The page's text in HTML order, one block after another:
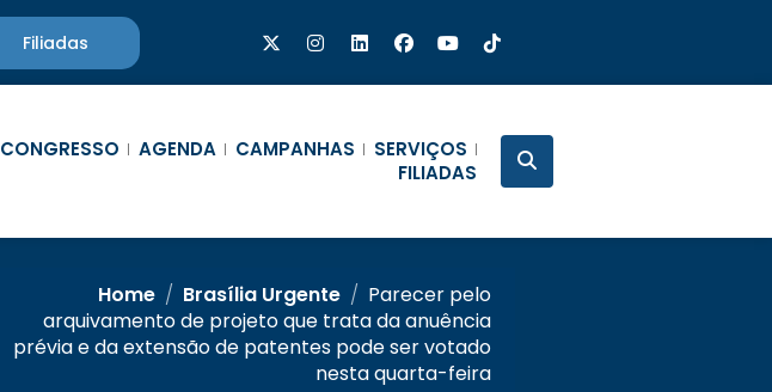
Filiadas
CONGRESSO AGENDA CAMPANHAS
SERVIÇOS
FILIADAS
Home / Brasília Urgente / Parecer pelo
arquivamento de projeto que trata da anuência
prévia e da extensão de patentes pode ser votado
nesta quarta-feira